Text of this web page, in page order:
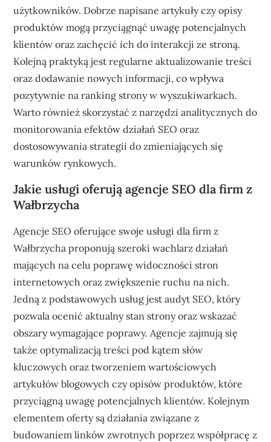
użytkowników. Dobrze napisane artykuły czy opisy
produktów mogą przyciągnąć uwagę potencjalnych
klientów oraz zachęcić ich do interakcji ze stroną.
Kolejną praktyką jest regularne aktualizowanie treści
oraz dodawanie nowych informacji, co wpływa
pozytywnie na ranking strony w wyszukiwarkach.
Warto również skorzystać z narzędzi analitycznych do
monitorowania efektów działań SEO oraz
dostosowywania strategii do zmieniających się
warunków rynkowych.
Jakie usługi oferują agencje SEO dla firm z
Wałbrzycha
Agencje SEO oferujące swoje usługi dla firm z
Wałbrzycha proponują szeroki wachlarz działań
mających na celu poprawę widoczności stron
internetowych oraz zwiększenie ruchu na nich.
Jedną z podstawowych usług jest audyt SEO, który
pozwala ocenić aktualny stan strony oraz wskazać
obszary wymagające poprawy. Agencje zajmują się
także optymalizacją treści pod kątem słów
kluczowych oraz tworzeniem wartościowych
artykułów blogowych czy opisów produktów, które
przyciągną uwagę potencjalnych klientów. Kolejnym
elementem oferty są działania związane z
budowaniem linków zwrotnych poprzez współpracę z